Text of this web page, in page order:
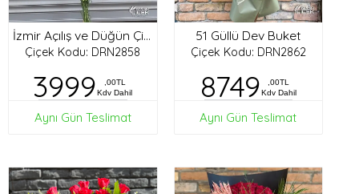
İzmir Açılış ve Düğün Çiçekleri
Çiçek Kodu: DRN2858
3999
,00TL
Kdv Dahil
Aynı Gün Teslimat
51 Güllü Dev Buket
Çiçek Kodu: DRN2862
8749
,00TL
Kdv Dahil
Aynı Gün Teslimat